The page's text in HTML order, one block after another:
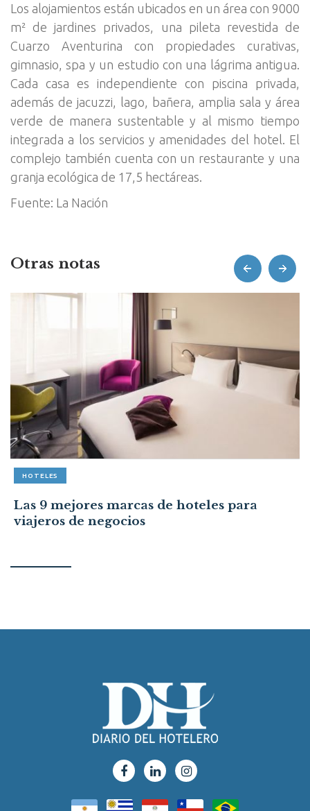
Los alojamientos están ubicados en un área con 9000
m² de jardines privados, una pileta revestida de
Cuarzo Aventurina con propiedades curativas,
gimnasio, spa y un estudio con una lágrima antigua.
Cada casa es independiente con piscina privada,
además de jacuzzi, lago, bañera, amplia sala y área
verde de manera sustentable y al mismo tiempo
integrada a los servicios y amenidades del hotel. El
complejo también cuenta con un restaurante y una
granja ecológica de 17,5 hectáreas.
Fuente: La Nación
Otras notas
HOTELES
Las 9 mejores marcas de hoteles para
viajeros de negocios
prev next